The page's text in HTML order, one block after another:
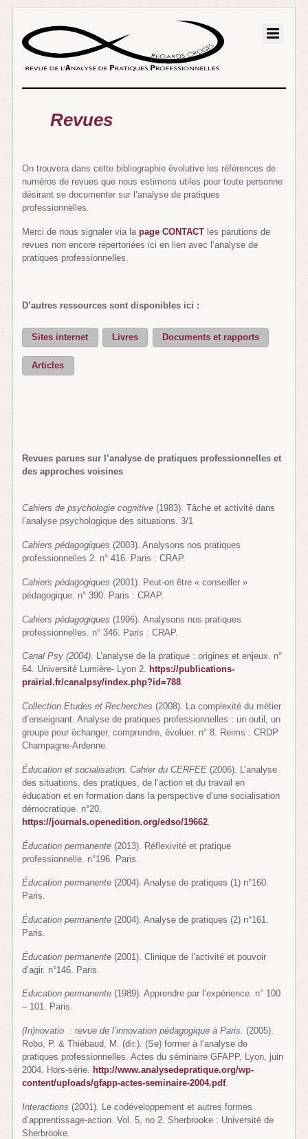
Revues
On trouvera dans cette bibliographie évolutive les références de
numéros de revues que nous estimons utiles pour toute personne
désirant se documenter sur l’analyse de pratiques
professionnelles.
Merci de nous signaler via lapage CONTACT les parutions de
revues non encore répertoriées ici en lien avec l’analyse de
pratiques professionnelles.
D’autres ressources sont disponibles ici :
Sites internet Livres Documents et rapports
Articles
Revues parues sur l’analyse de pratiques professionnelles et
des approches voisines
Cahiers de psychologie cognitive (1983). Tâche et activité dans
l’analyse psychologique des situations. 3/1
Cahiers pédagogiques (2003). Analysons nos pratiques
professionnelles 2. n° 416. Paris : CRAP.
Cahiers pédagogiques (2001). Peut-on être « conseiller »
pédagogique. n° 390. Paris : CRAP.
Cahiers pédagogiques(1996) .Analysons nos pratiques
professionnelles. n° 346. Paris : CRAP.
Canal Psy (2004). L’analyse de la pratique : origines et enjeux. n°
64. Université Lumière- Lyon 2. https://publications-
prairial.fr/canalpsy/index.php?id=788.
Collection Etudes et Recherches(2008). La complexité du métier
d’enseignant. Analyse de pratiques professionnelles : un outil, un
groupe pour échanger, comprendre, évoluer. n° 8. Reims : CRDP
Champagne-Ardenne.
Éducation et socialisation. Cahier du CERFEE(2006). L’analyse
des situations, des pratiques, de l’action et du travail en
éducation et en formation dans la perspective d’une socialisation
démocratique. n°20.
https://journals.openedition.org/edso/19662
Éducation permanente (2013). Réflexivité et pratique
professionnelle. n°196. Paris.
Éducation permanente (2004). Analyse de pratiques (1) n°160.
Paris.
Éducation permanente (2004). Analyse de pratiques (2) n°161.
Paris.
Éducation permanente (2001). Clinique de l’activité et pouvoir
d’agir. n°146. Paris.
Education permanente (1989). Apprendre par l’expérience. n° 100
– 101. Paris.
(In)novatio : revue de l’innovation pédagogique à Paris. (2005).
Robo, P. & Thiébaud, M. (dir.). (Se) former à l’analyse de
pratiques professionnelles. Actes du séminaire GFAPP, Lyon, juin
2004. Hors-série. http://www.analysedepratique.org/wp-
content/uploads/gfapp-actes-seminaire-2004.pdf.
Interactions(2001)
Le codéveloppement et autres formes
d’apprentissage-action. Vol. 5, no 2. Sherbrooke : Université de
Sherbrooke.